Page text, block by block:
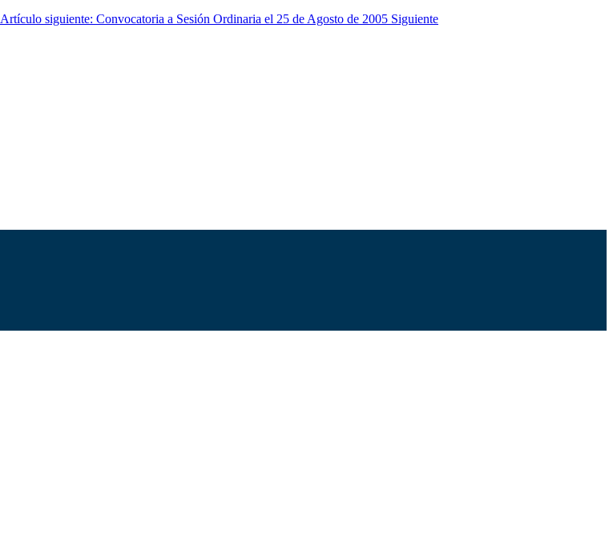
Artículo siguiente: Convocatoria a Sesión Ordinaria el 25 de Agosto de 2005 Siguiente